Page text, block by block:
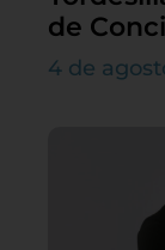
de
4 de